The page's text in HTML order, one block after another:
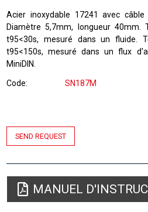
Acier inoxydable 17241 avec câble
Diamètre 5,7mm, longueur 40mm.
t95<30s, mesuré dans un fluide.
t95<150s, mesuré dans un flux
MiniDIN.
Code SN187M
SEND REQUEST
MANUEL